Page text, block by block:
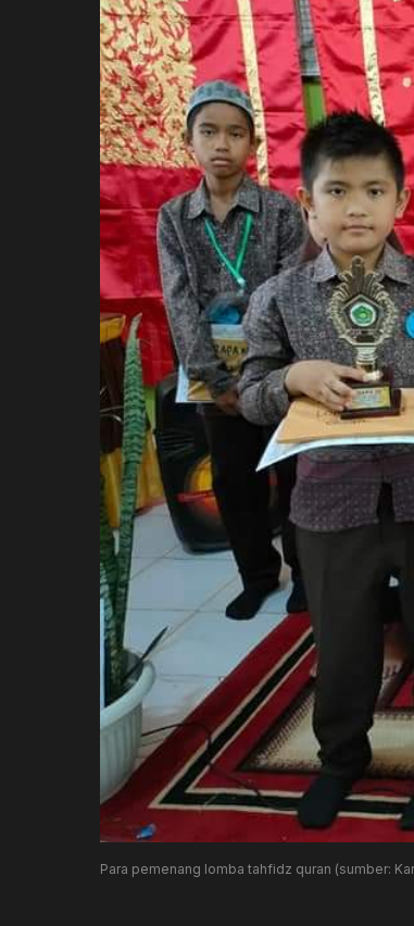
Para pemenang lomba tahfidz quran (sumber: